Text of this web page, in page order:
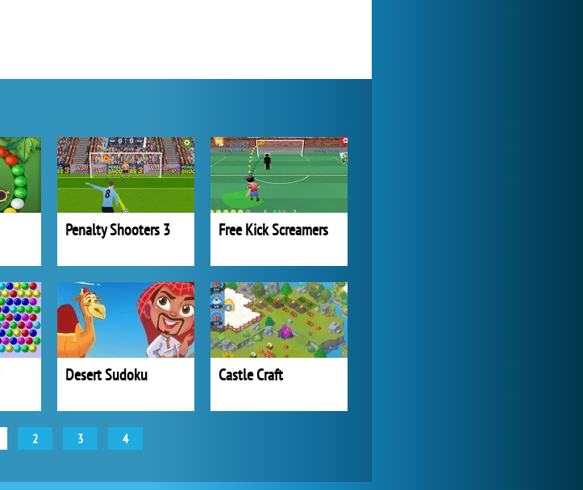
Penalty Shooters 3 Free Kick Screamers
Desert Sudoku Castle Craft
2 3 4
Lady Popular
1 313 919x